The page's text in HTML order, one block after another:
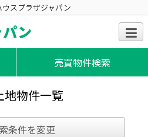
スプラザジャパン
ン
売買物件検索
地物件一覧
条件を変更